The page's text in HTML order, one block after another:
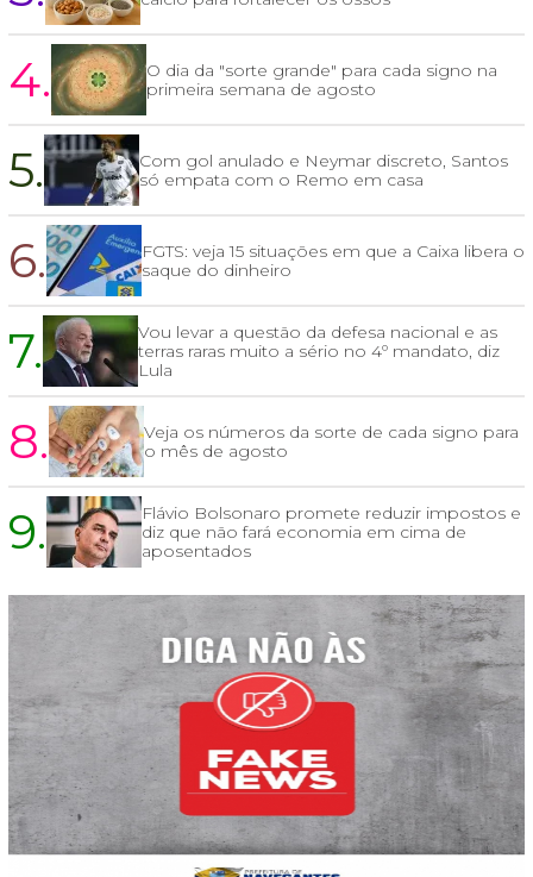
4.
O dia da "sorte grande" para cada signo na
primeira semana de agosto
5.
Com gol anulado e Neymar discreto, Santos
só empata com o Remo em casa
6.
FGTS: veja 15 situações em que a Caixa libera o
saque do dinheiro
7.
Vou levar a questão da defesa nacional e as
terras raras muito a sério no 4º mandato, diz
Lula
8.
Veja os números da sorte de cada signo para
o mês de agosto
9.
Flávio Bolsonaro promete reduzir impostos e
diz que não fará economia em cima de
aposentados